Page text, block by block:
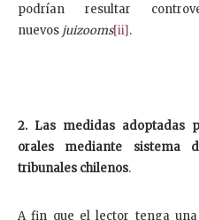
podrían resultar
nuevos juizooms[ii].
2. Las medidas adoptadas
orales mediante sistema
tribunales chilenos.
A fin que el lector tenga